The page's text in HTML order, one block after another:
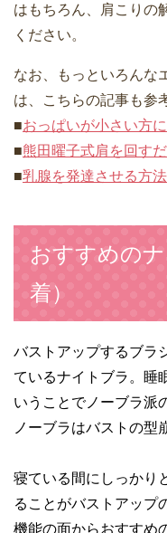
はもちろん、肩こりの
ください。
なお、もっといろんな
は、こちらの記事も参
■おっぱいが小さい方
■熊田曜子式肩を回す
■乳腺を発達させる方法
おすすめの
着）
バストアップするブラ
ているナイトブラ。睡
いうことでノーブラ派
ノーブラはバストの型
寝ている間にしっかり
ることがバストアップ
機能の面からおすすめ